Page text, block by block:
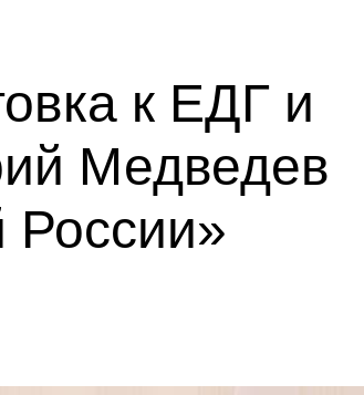
к ЕДГ и
Медведев
России»